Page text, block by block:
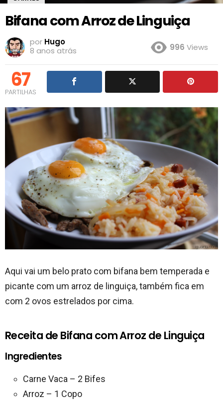
Bifana com Arroz de Linguiça
por Hugo
8 anos atrás
996 Views
67
PARTILHAS
Aqui vai um belo prato com bifana bem temperada e
picante com um arroz de linguiça, também fica em
com 2 ovos estrelados por cima.
Receita de Bifana com Arroz de Linguiça
Ingredientes
Carne Vaca – 2 Bifes
Arroz – 1 Copo